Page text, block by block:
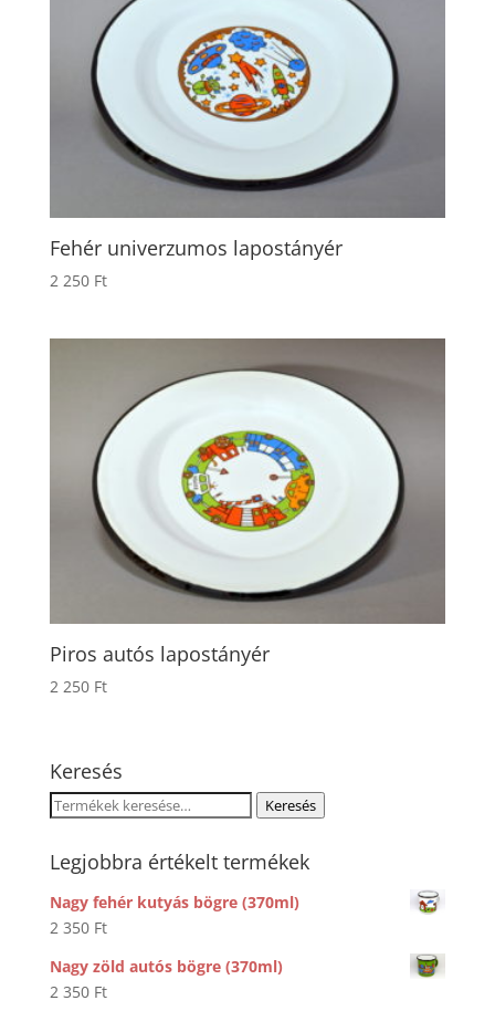
Fehér univerzumos lapostányér
2 250 Ft
Piros autós lapostányér
2 250 Ft
Keresés
Keresés
következőre:
Keresés
Legjobbra értékelt termékek
Nagy fehér kutyás bögre (370ml)
2 350 Ft
Nagy zöld autós bögre (370ml)
2 350 Ft